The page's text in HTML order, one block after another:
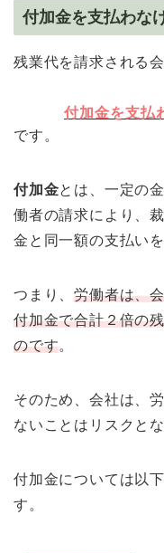
付加金を支払わな
残業代を請求される
付加金を支払
です。
付加金とは、一定の
働者の請求により、
金と同一額の支払い
つまり、労働者は、
付加金で合計２倍の
のです。
そのため、会社は、
ないことはリスクと
付加金については以
す。